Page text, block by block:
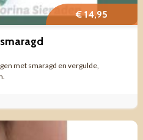
€ 14,95
met smaragd en vergulde,